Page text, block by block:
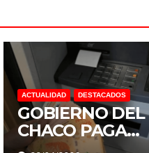
ACTUALIDAD DESTACADOS
GOBIERNO DEL
CHACO PAGA
SUELDOS EL 29